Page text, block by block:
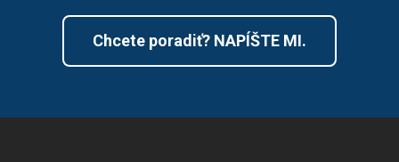
Chcete poradiť? NAPÍŠTE MI.